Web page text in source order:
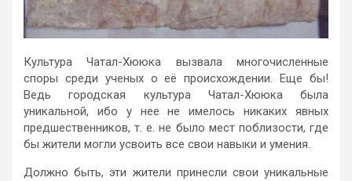
Культура Чатал-Хююка вызвала многочисленные
споры среди ученых о её происхождении. Еще бы!
Ведь городская культура Чатал-Хююка была
уникальной, ибо у нее не имелось никаких явных
предшественников, т. е. не было мест поблизости, где
бы жители могли усвоить все свои навыки и умения.
Должно быть, эти жители принесли свои уникальные